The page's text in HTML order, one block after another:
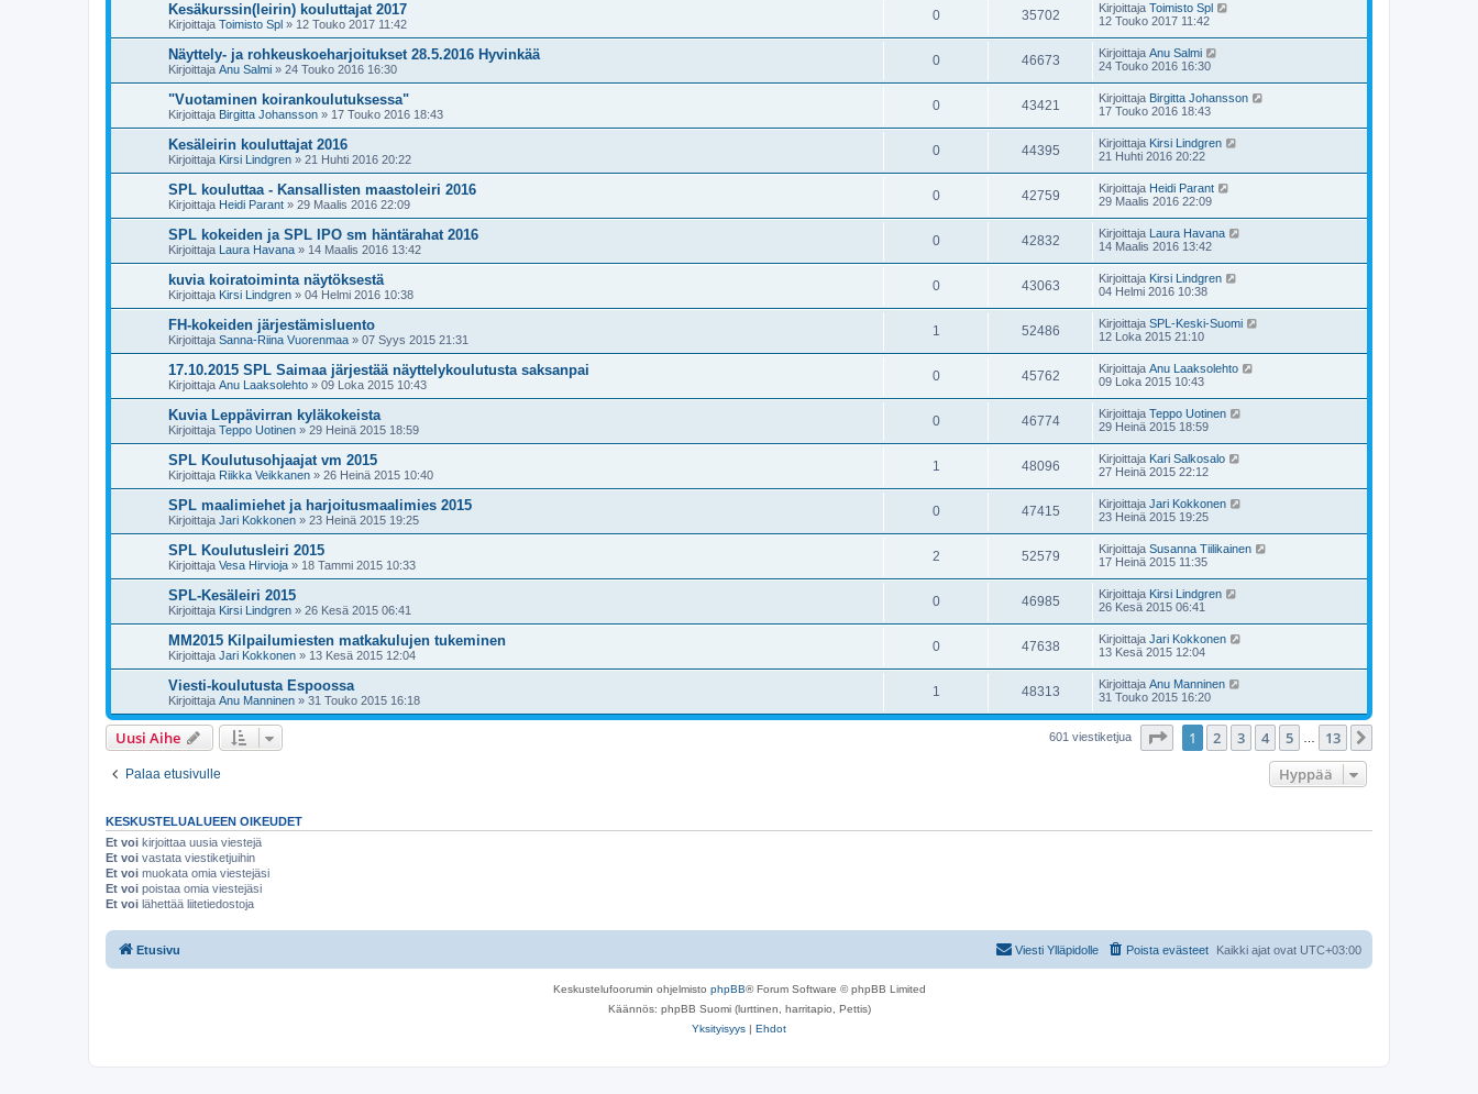
Kesäkurssin(leirin) kouluttajat 2017
Kirjoittaja Toimisto Spl » 12 Touko 2017 11:42
0 35702 Kirjoittaja Toimisto Spl
12 Touko 2017 11:42
Näyttely- ja rohkeuskoeharjoitukset 28.5.2016 Hyvinkää
Kirjoittaja Anu Salmi » 24 Touko 2016 16:30
0 46673 Kirjoittaja Anu Salmi
24 Touko 2016 16:30
"Vuotaminen koirankoulutuksessa"
Kirjoittaja Birgitta Johansson » 17 Touko 2016 18:43
0 43421 Kirjoittaja Birgitta Johansson
17 Touko 2016 18:43
Kesäleirin kouluttajat 2016
Kirjoittaja Kirsi Lindgren » 21 Huhti 2016 20:22
0 44395 Kirjoittaja Kirsi Lindgren
21 Huhti 2016 20:22
SPL kouluttaa - Kansallisten maastoleiri 2016
Kirjoittaja Heidi Parant » 29 Maalis 2016 22:09
0 42759 Kirjoittaja Heidi Parant
29 Maalis 2016 22:09
SPL kokeiden ja SPL IPO sm häntärahat 2016
Kirjoittaja Laura Havana » 14 Maalis 2016 13:42
0 42832 Kirjoittaja Laura Havana
14 Maalis 2016 13:42
kuvia koiratoiminta näytöksestä
Kirjoittaja Kirsi Lindgren » 04 Helmi 2016 10:38
0 43063 Kirjoittaja Kirsi Lindgren
04 Helmi 2016 10:38
FH-kokeiden järjestämisluento
Kirjoittaja Sanna-Riina Vuorenmaa » 07 Syys 2015 21:31
1 52486 Kirjoittaja SPL-Keski-Suomi
12 Loka 2015 21:10
17.10.2015 SPL Saimaa järjestää näyttelykoulutusta saksanpai
Kirjoittaja Anu Laaksolehto » 09 Loka 2015 10:43
0 45762 Kirjoittaja Anu Laaksolehto
09 Loka 2015 10:43
Kuvia Leppävirran kyläkokeista
Kirjoittaja Teppo Uotinen » 29 Heinä 2015 18:59
0 46774 Kirjoittaja Teppo Uotinen
29 Heinä 2015 18:59
SPL Koulutusohjaajat vm 2015
Kirjoittaja Riikka Veikkanen » 26 Heinä 2015 10:40
1 48096 Kirjoittaja Kari Salkosalo
27 Heinä 2015 22:12
SPL maalimiehet ja harjoitusmaalimies 2015
Kirjoittaja Jari Kokkonen » 23 Heinä 2015 19:25
0 47415 Kirjoittaja Jari Kokkonen
23 Heinä 2015 19:25
SPL Koulutusleiri 2015
Kirjoittaja Vesa Hirvioja » 18 Tammi 2015 10:33
2 52579 Kirjoittaja Susanna Tiilikainen
17 Heinä 2015 11:35
SPL-Kesäleiri 2015
Kirjoittaja Kirsi Lindgren » 26 Kesä 2015 06:41
0 46985 Kirjoittaja Kirsi Lindgren
26 Kesä 2015 06:41
MM2015 Kilpailumiesten matkakulujen tukeminen
Kirjoittaja Jari Kokkonen » 13 Kesä 2015 12:04
0 47638 Kirjoittaja Jari Kokkonen
13 Kesä 2015 12:04
Viesti-koulutusta Espoossa
Kirjoittaja Anu Manninen » 31 Touko 2015 16:18
1 48313 Kirjoittaja Anu Manninen
31 Touko 2015 16:20
Uusi Aihe 601 viestiketjua Sivu 13
1 2 3 4 5 13
Palaa etusivulle Hyppää
KESKUSTELUALUEEN OIKEUDET
Et voi kirjoittaa uusia viestejä
Et voi vastata viestiketjuihin
Et voi muokata omia viestejäsi
Et voi poistaa omia viestejäsi
Et voi lähettää liitetiedostoja
Etusivu Kaikki ajat ovat UTC+03:00
Poista evästeet
Viesti Ylläpidolle
Keskustelufoorumin ohjelmisto phpBB® Forum Software © phpBB Limited
Käännös: phpBB Suomi (lurttinen, harritapio, Pettis)
Yksityisyys | Ehdot